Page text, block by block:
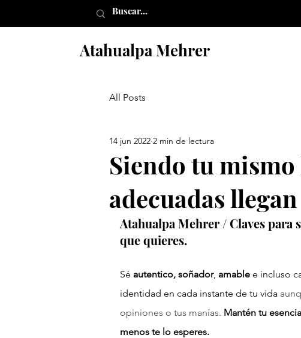
Atahualpa Mehrer
All Posts
Siendo tu
adecuadas
14 jun 2022 2 min de lectura
Atahualpa Mehrer / Claves para
que quieres.
Sé autentico, soñador, amable e incluso
identidad en cada instante de tu vida
opiniones o tus manías. Mantén tu
menos te lo esperes.